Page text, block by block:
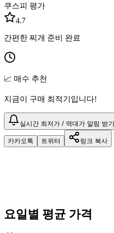
쿠스피 평가
4.7
간편한 찌개 준비 완료
📈 매수 추천
지금이 구매 최적기입니다!
실시간 최저가 / 역대가 알림 받기
카카오톡 트위터 링크 복사
요일별 평균 가격